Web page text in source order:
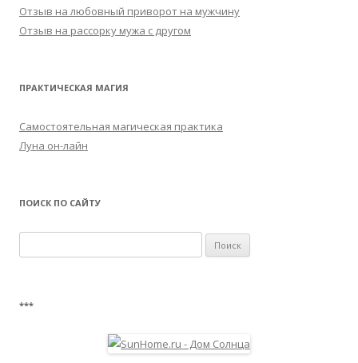
Отзыв на любовный приворот на мужчину
Отзыв на рассорку мужа с другом
ПРАКТИЧЕСКАЯ МАГИЯ
Самостоятельная магическая практика
Луна он-лайн
ПОИСК ПО САЙТУ
***